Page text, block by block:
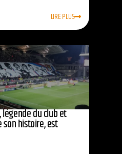
LIRE PLUS
légende du club et
histoire, est